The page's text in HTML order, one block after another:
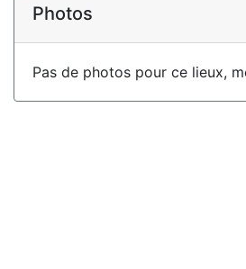
Photos
Pas de photos pour ce lieux,